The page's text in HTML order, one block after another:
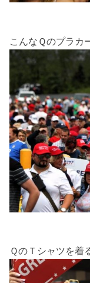
こんなＱのプラカ
ＱのＴシャツを着